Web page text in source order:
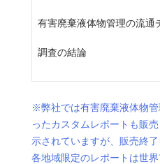
有害廃棄液体物管理の流通
調査の結論
※弊社では有害廃棄液体物
ったカスタムレポートも販
示されていますが、販売終了
各地域限定のレポートは世